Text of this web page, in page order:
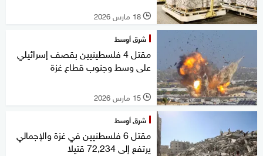
l 18 مارس 2026
شرق أوسط
مقتل 4 فلسطينيين بقصف إسرائيلي
على وسط وجنوب قطاع غزة
l 15 مارس 2026
شرق أوسط
مقتل 6 فلسطنيين في غزة والإجمالي
يرتفع إلى 72,234 قتيلا